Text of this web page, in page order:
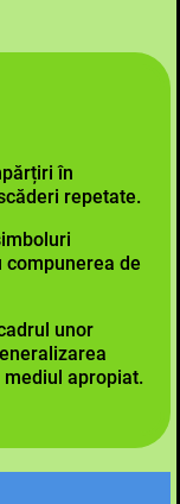
în
repetate.
de
unor
apropiat.